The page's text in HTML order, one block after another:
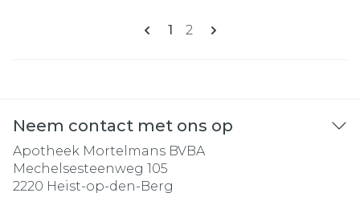
Pagina's
U lees momenteel pagina
1 Pagina
2
Neem contact met ons op
Apotheek Mortelmans BVBA
Mechelsesteenweg 105
2220 Heist-op-den-Berg